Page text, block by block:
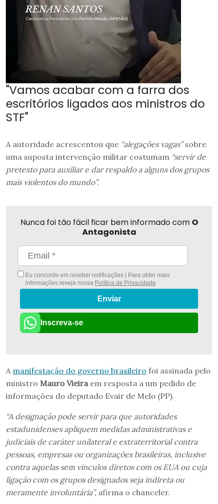
"Vamos acabar com a farra dos
escritórios ligados aos ministros do
STF"
A autoridade acrescentou que “alegações vagas”sobre
uma suposta intervenção militar costumam “servir de
pretexto para auxiliar e dar respaldo a alguns dos grupos
mais violentos do mundo”.
Nunca foi tão fácil ficar bem informado com O
Antagonista
Eu concordo em receber notificações | Para obter mais
informações reveja nossa Política de Privacidade.
Enviar
Inscreva-se
A manifestação do governo brasileiro foi assinada pelo
ministro Mauro Vieira em resposta a um pedido de
informações do deputado Evair de Melo (PP).
“A designação pode servir para que autoridades
estadunidenses apliquem medidas administrativas e
judiciais de caráter unilateral e extraterritorial contra
pessoas, empresas ou organizações brasileiras, inclusive
contra aquelas sem vínculos diretos com os EUA ou cuja
ligação com os grupos designados seja indireta ou
meramente involuntária”, afirma o chanceler.